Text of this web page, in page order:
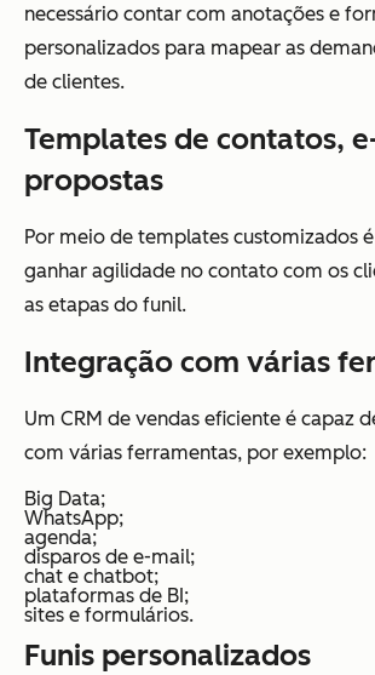
necessário contar com anotações e
personalizados para mapear as
de clientes.
Templates de contatos,
propostas
Por meio de templates customizados
ganhar agilidade no contato com os
as etapas do funil.
Integração com várias
Um CRM de vendas eficiente é capaz
com várias ferramentas, por exemplo:
Big Data;
WhatsApp;
agenda;
disparos de e-mail;
chat e chatbot;
plataformas de BI;
sites e formulários.
Funis personalizados